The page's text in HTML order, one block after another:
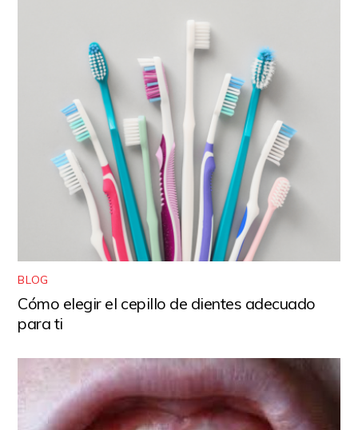
BLOG
Cómo elegir el cepillo de dientes adecuado
para ti